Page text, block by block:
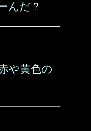
んだ？
や黄色の